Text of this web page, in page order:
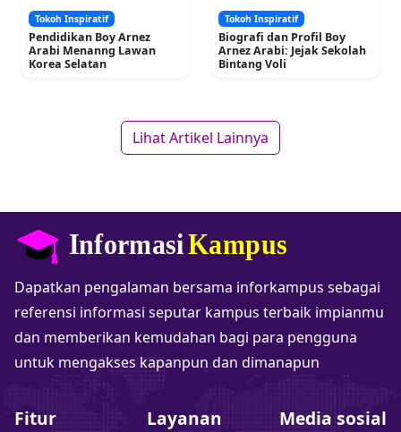
Tokoh Inspiratif
Pendidikan Boy Arnez
Arabi Menanng Lawan
Korea Selatan
Tokoh Inspiratif
Biografi dan Profil Boy
Arnez Arabi: Jejak Sekolah
Bintang Voli
Lihat Artikel Lainnya
Dapatkan pengalaman bersama inforkampus sebagai
referensi informasi seputar kampus terbaik impianmu
dan memberikan kemudahan bagi para pengguna
untuk mengakses kapanpun dan dimanapun
Fitur Layanan Media sosial